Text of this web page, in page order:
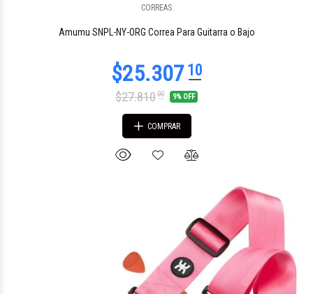
CORREAS
Amumu SNPL-NY-ORG Correa Para Guitarra o Bajo
$27.81000 9% OFF
COMPRAR